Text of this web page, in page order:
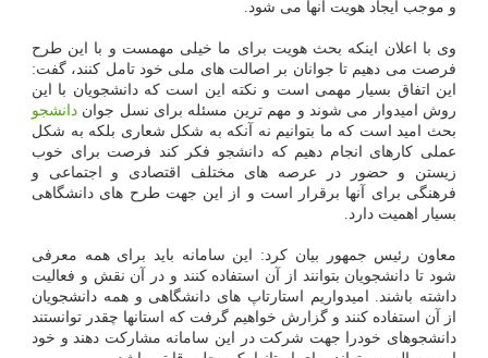
و موجب ایجاد هویت آنها می شود.
وی با اعلان اینکه بحث هویت برای ما خیلی مهمست و با این طرح
فرصت می دهیم تا جوانان بر اصالت های ملی خود تامل کنند، گفت:
این اتفاق بسیار مهمی است و نکته این است که دانشجویان با این
روش امیدوار می شوند و مهم ترین مسئله برای نسل جوان دانشجو
بحث امید است که ما بتوانیم نه آنکه به شکل شعاری بلکه به شکل
عملی کارهای انجام دهیم که دانشجو فکر کند فرصت برای خوب
زیستن و حضور در عرصه های مختلف اقتصادی و اجتماعی و
فرهنگی برای آنها برقرار است و از این جهت طرح های دانشگاهی
بسیار اهمیت دارد.
معاون رئیس جمهور بیان کرد: این سامانه باید برای همه معرفی
شود تا دانشجویان بتوانند از آن استفاده کنند و در آن نقش و فعالیت
داشته باشند. امیدواریم استارتاپ های دانشگاهی و همه دانشجویان
از آن استفاده کنند و گزارش خواهیم گرفت که استانها چقدر توانستند
دانشجوهای خودرا جهت شرکت در این سامانه مشارکت دهند و خود